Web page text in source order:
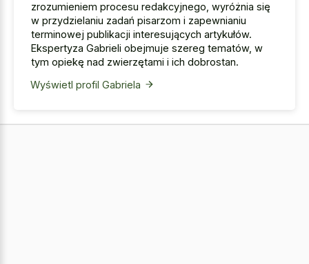
zrozumieniem procesu redakcyjnego, wyróżnia się
w przydzielaniu zadań pisarzom i zapewnianiu
terminowej publikacji interesujących artykułów.
Ekspertyza Gabrieli obejmuje szereg tematów, w
tym opiekę nad zwierzętami i ich dobrostan.
Wyświetl profil Gabriela